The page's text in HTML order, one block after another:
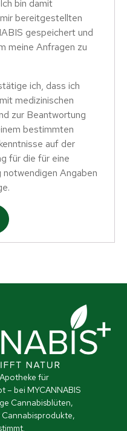
bin damit
bereitgestellten
gespeichert und
meine Anfragen zu
ich, dass ich
medizinischen
zur Beantwortung
bestimmten
auf der
für die für eine
Angaben
für
– bei MYCANNABIS
Cannabisblüten,